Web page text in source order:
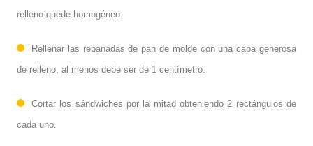
relleno quede homogéneo.
Rellenar las rebanadas de pan de molde con una capa generosa
de relleno, al menos debe ser de 1 centímetro.
Cortar los sándwiches por la mitad obteniendo 2 rectángulos de
cada uno.